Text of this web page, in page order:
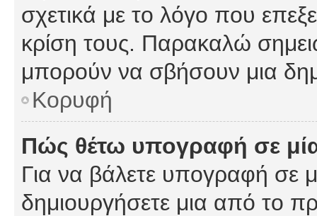
σχετικά με το λόγο που
κρίση τους. Παρακαλώ
μπορούν να σβήσουν μια
Κορυφή
Πώς θέτω υπογραφή σε
Για να βάλετε υπογραφή σε
δημιουργήσετε μια από το